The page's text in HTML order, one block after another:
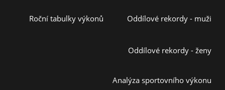
Roční tabulky výkonů Oddílové rekordy - muži
Oddílové rekordy - ženy
Analýza sportovního výkonu